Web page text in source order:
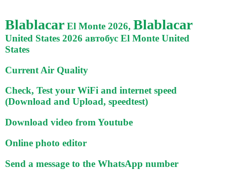
Blablacar El Monte 2026, Blablacar
United States 2026 автобус El Monte United
States
Current Air Quality
Check, Test your WiFi and internet speed
(Download and Upload, speedtest)
Download video from Youtube
Online photo editor
Send a message to the WhatsApp number